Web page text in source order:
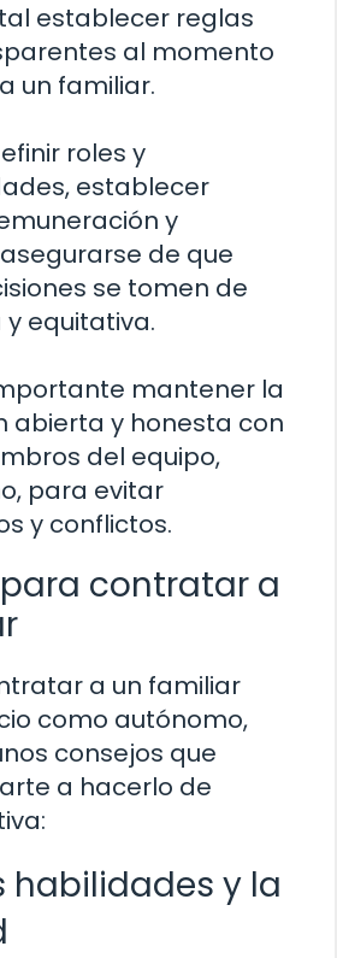
establecer reglas
al momento
un familiar.
roles y
establecer
y
de que
se tomen de
equitativa.
mantener la
abierta y honesta con
del equipo,
para evitar
y conflictos.
contratar a
a un familiar
como autónomo,
consejos que
a hacerlo de
habilidades y la